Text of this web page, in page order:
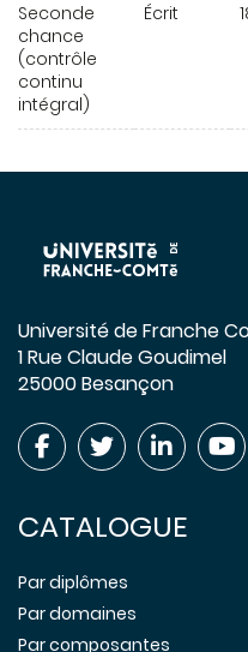
Seconde
chance
(contrôle
continu
intégral)
Écrit
Université de Franche
1 Rue Claude Goudimel
25000 Besançon
CATALOGUE
Par diplômes
Par domaines
Par composantes